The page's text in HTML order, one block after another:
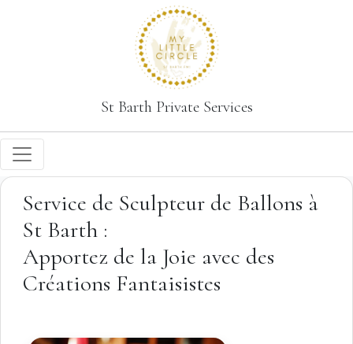
St Barth Private Services
Service de Sculpteur de Ballons à
St Barth :
Apportez de la Joie avec des
Créations Fantaisistes